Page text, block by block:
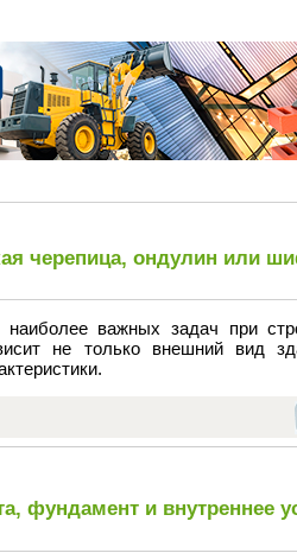
черепица, ондулин или
важных задач при
не только внешний вид
фундамент и внутреннее